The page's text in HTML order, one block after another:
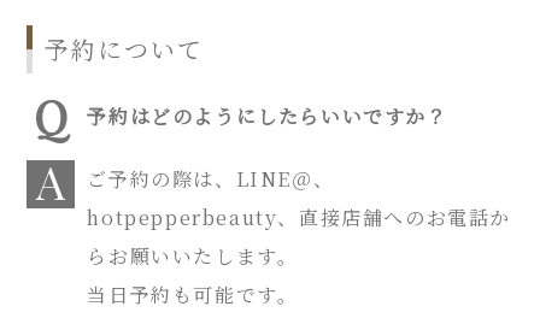
予約について
予約はどのようにしたらいいですか？
ご予約の際は、LINE＠、
hotpepperbeauty、直接店舗へのお電話か
らお願いいたします。
当日予約も可能です。